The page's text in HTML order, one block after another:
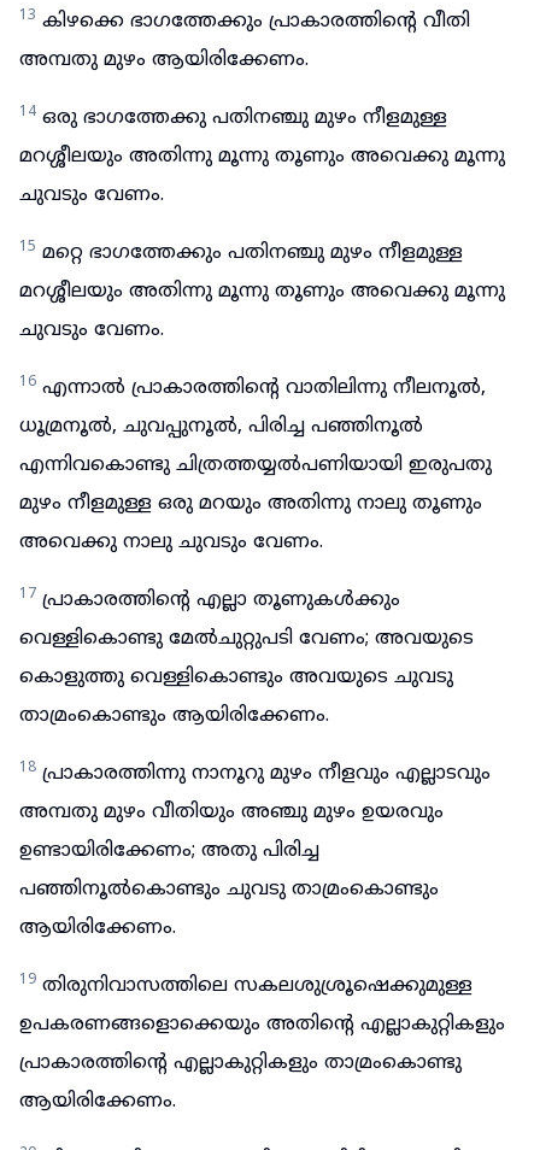
13 കിഴക്കെ ഭാഗത്തേക്കും പ്രാകാരത്തിന്റെ വീതി
അമ്പതു മുഴം ആയിരിക്കേണം.
14 ഒരു ഭാഗത്തേക്കു പതിനഞ്ചു മുഴം നീളമുള്ള
മറശ്ശീലയും അതിന്നു മൂന്നു തൂണും അവെക്കു മൂന്നു
ചുവടും വേണം.
15 മറ്റെ ഭാഗത്തേക്കും പതിനഞ്ചു മുഴം നീളമുള്ള
മറശ്ശീലയും അതിന്നു മൂന്നു തൂണും അവെക്കു മൂന്നു
ചുവടും വേണം.
16 എന്നാൽ പ്രാകാരത്തിന്റെ വാതിലിന്നു നീലനൂൽ,
ധൂമ്രനൂൽ, ചുവപ്പുനൂൽ, പിരിച്ച പഞ്ഞിനൂൽ
എന്നിവകൊണ്ടു ചിത്രത്തയ്യൽപണിയായി ഇരുപതു
മുഴം നീളമുള്ള ഒരു മറയും അതിന്നു നാലു തൂണും
അവെക്കു നാലു ചുവടും വേണം.
17 പ്രാകാരത്തിന്റെ എല്ലാ തൂണുകൾക്കും
വെള്ളികൊണ്ടു മേൽചുറ്റുപടി വേണം; അവയുടെ
കൊളുത്തു വെള്ളികൊണ്ടും അവയുടെ ചുവടു
താമ്രംകൊണ്ടും ആയിരിക്കേണം.
18 പ്രാകാരത്തിന്നു നാനൂറു മുഴം നീളവും എല്ലാടവും
അമ്പതു മുഴം വീതിയും അഞ്ചു മുഴം ഉയരവും
ഉണ്ടായിരിക്കേണം; അതു പിരിച്ച
പഞ്ഞിനൂൽകൊണ്ടും ചുവടു താമ്രംകൊണ്ടും
ആയിരിക്കേണം.
19 തിരുനിവാസത്തിലെ സകലശുശ്രൂഷെക്കുമുള്ള
ഉപകരണങ്ങളൊക്കെയും അതിന്റെ എല്ലാകുറ്റികളും
പ്രാകാരത്തിന്റെ എല്ലാകുറ്റികളും താമ്രംകൊണ്ടു
ആയിരിക്കേണം.